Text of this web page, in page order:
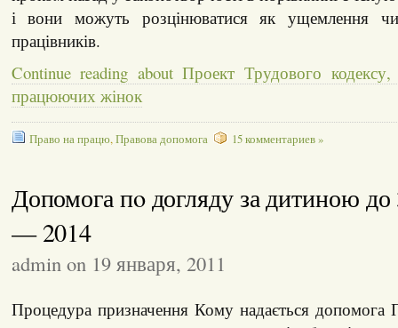
і вони можуть розцінюватися як ущемлення
працівників.
Continue reading about Проект Трудового
працюючих жінок
Право на працю,Правова допомога 15 комментариев »
Допомога пo догляду за дитиною до
— 2014
admin on 19 января, 2011
Процедура призначення Кому надається допомога